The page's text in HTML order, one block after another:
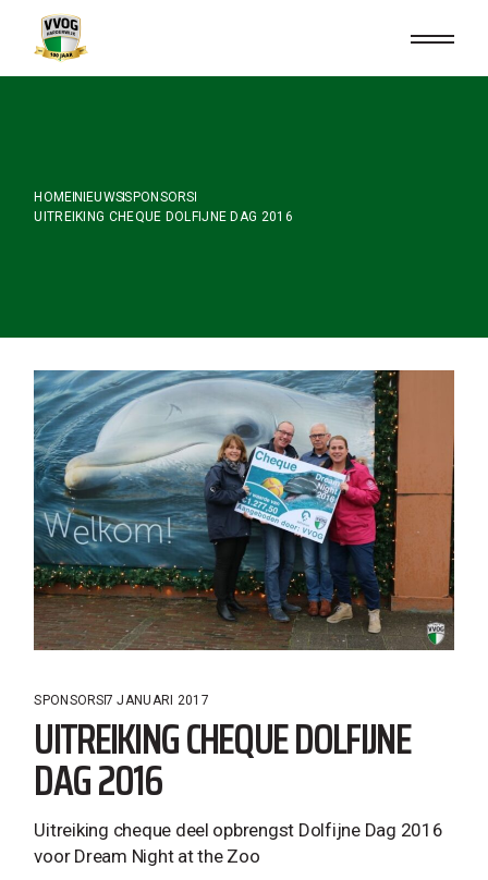
content
HOME NIEUWSSPONSORS
UITREIKING CHEQUE DOLFIJNE DAG 2016
SPONSORS7 JANUARI 2017
UITREIKING CHEQUE DOLFIJNE
DAG 2016
Uitreiking cheque deel opbrengst Dolfijne Dag 2016
voor Dream Night at the Zoo